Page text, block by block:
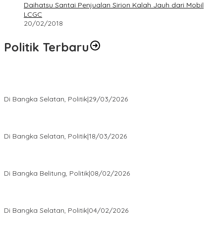
Daihatsu Santai Penjualan Sirion Kalah Jauh dari Mobil
LCGC
20/02/2018
Politik Terbaru
Di Bangka Selatan, Politik|29/03/2026
Di Bangka Selatan, Politik|18/03/2026
Di Bangka Belitung, Politik|08/02/2026
Di Bangka Selatan, Politik|04/02/2026